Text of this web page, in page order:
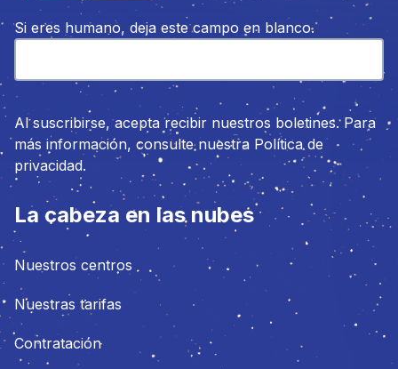
Si eres humano, deja este campo en blanco.
Al suscribirse, acepta recibir nuestros boletines. Para
más información, consulte nuestra Política de
privacidad.
La cabeza en las nubes
Nuestros centros
Nuestras tarifas
Contratación